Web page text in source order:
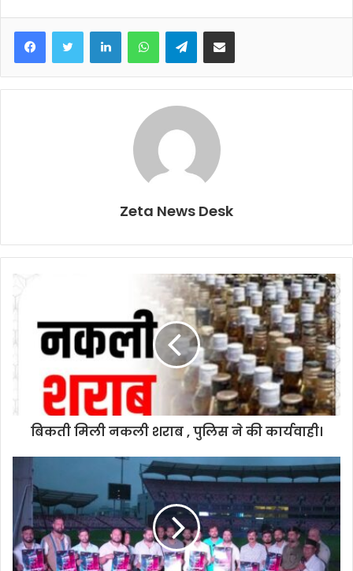
Telegram
Zeta News Desk
बिकती मिली नकली शराब , पुलिस ने की कार्यवाही।